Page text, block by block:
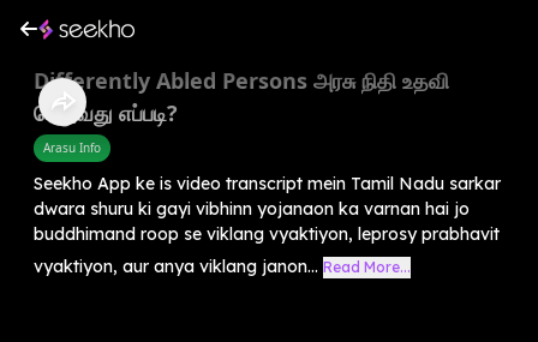
Differently Abled Persons அரசு நிதி உதவி
பெறுவது எப்படி?
Arasu Info
Seekho App ke is video transcript mein Tamil Nadu sarkar
dwara shuru ki gayi vibhinn yojanaon ka varnan hai jo
buddhimand roop se viklang vyaktiyon, leprosy prabhavit
vyaktiyon, aur anya viklang janon... Read More...